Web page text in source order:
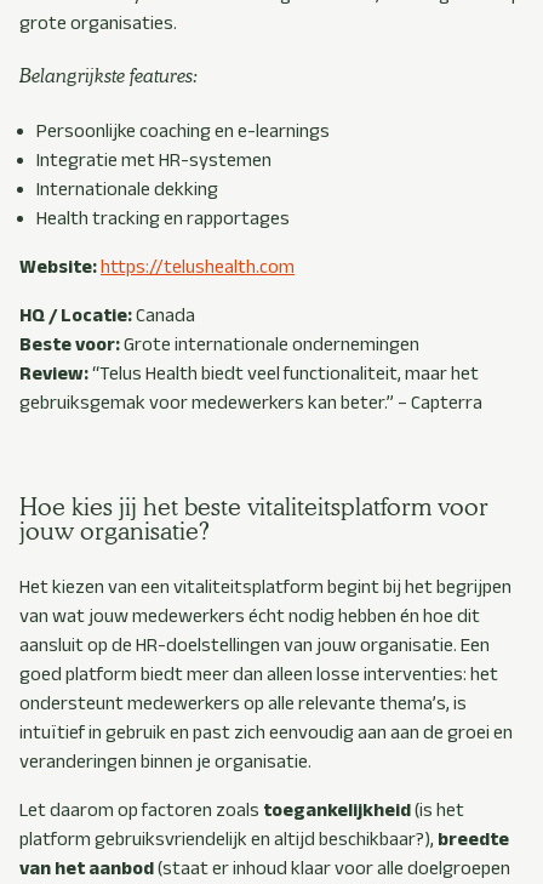
grote organisaties.
Belangrijkste features:
Persoonlijke coaching en e-learnings
Integratie met HR-systemen
Internationale dekking
Health tracking en rapportages
Website:https://telushealth.com
HQ / Locatie:Canada
Beste voor:Grote internationale ondernemingen
Review:“Telus Health biedt veel functionaliteit, maar het
gebruiksgemak voor medewerkers kan beter.” – Capterra
Hoe kies jij het beste vitaliteitsplatform voor
jouw organisatie?
Het kiezen van een vitaliteitsplatform begint bij het begrijpen
van wat jouw medewerkers écht nodig hebben én hoe dit
aansluit op de HR-doelstellingen van jouw organisatie. Een
goed platform biedt meer dan alleen losse interventies: het
ondersteunt medewerkers op alle relevante thema’s, is
intuïtief in gebruik en past zich eenvoudig aan aan de groei en
veranderingen binnen je organisatie.
Let daarom op factoren zoals toegankelijkheid(is het
platform gebruiksvriendelijk en altijd beschikbaar?), breedte
van het aanbod(staat er inhoud klaar voor alle doelgroepen